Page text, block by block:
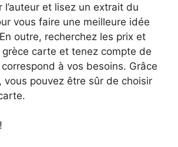
l’auteur et lisez un extrait du
vous faire une meilleure idée
outre, recherchez les prix et
grèce carte et tenez compte de
à vos besoins. Grâce
vous pouvez être sûr de choisir